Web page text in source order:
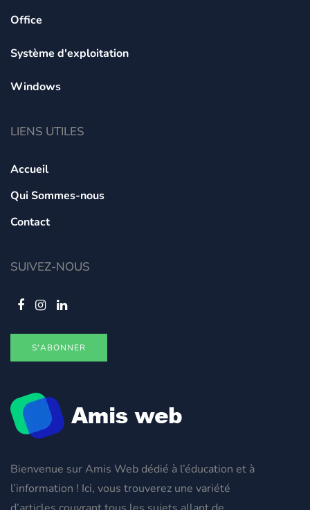
Bienvenue sur Amis Web dédié à l’éducation et à
l’information ! Ici, vous trouverez une variété
Office
Système d'exploitation
Windows
LIENS UTILES
Accueil
Qui Sommes-nous
Contact
SUIVEZ-NOUS
S'ABONNER